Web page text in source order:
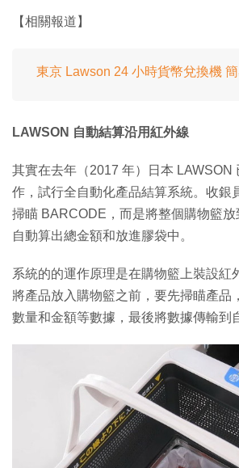
【相關報道】
東京 Lawson 24 小時貨幣兌換機
LAWSON 自動結算沿用紅外線
其實在去年（2017 年）日本 LAWSON
作，試行全自動化產品結算系統。收銀
掃瞄 BARCODE，而是將整個購物籃
自動算出總金額和放進膠袋中。
系統的的運作原理是在購物籃上裝設紅
將產品放入購物籃之前，要先掃瞄產品
數量和金額等數據，最後將數據傳輸到